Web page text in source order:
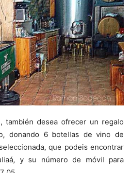
también desea ofrecer un regalo
donando 6 botellas de vino de
que podeis encontrar
y su número de móvil para